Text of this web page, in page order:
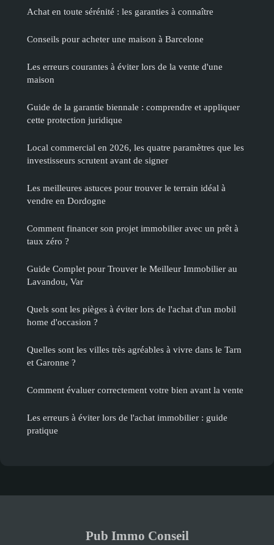
Achat en toute sérénité : les garanties à connaître
Conseils pour acheter une maison à Barcelone
Les erreurs courantes à éviter lors de la vente d'une
maison
Guide de la garantie biennale : comprendre et appliquer
cette protection juridique
Local commercial en 2026, les quatre paramètres que les
investisseurs scrutent avant de signer
Les meilleures astuces pour trouver le terrain idéal à
vendre en Dordogne
Comment financer son projet immobilier avec un prêt à
taux zéro ?
Guide Complet pour Trouver le Meilleur Immobilier au
Lavandou, Var
Quels sont les pièges à éviter lors de l'achat d'un mobil
home d'occasion ?
Quelles sont les villes très agréables à vivre dans le Tarn
et Garonne ?
Comment évaluer correctement votre bien avant la vente
Les erreurs à éviter lors de l'achat immobilier : guide
pratique
Pub Immo Conseil